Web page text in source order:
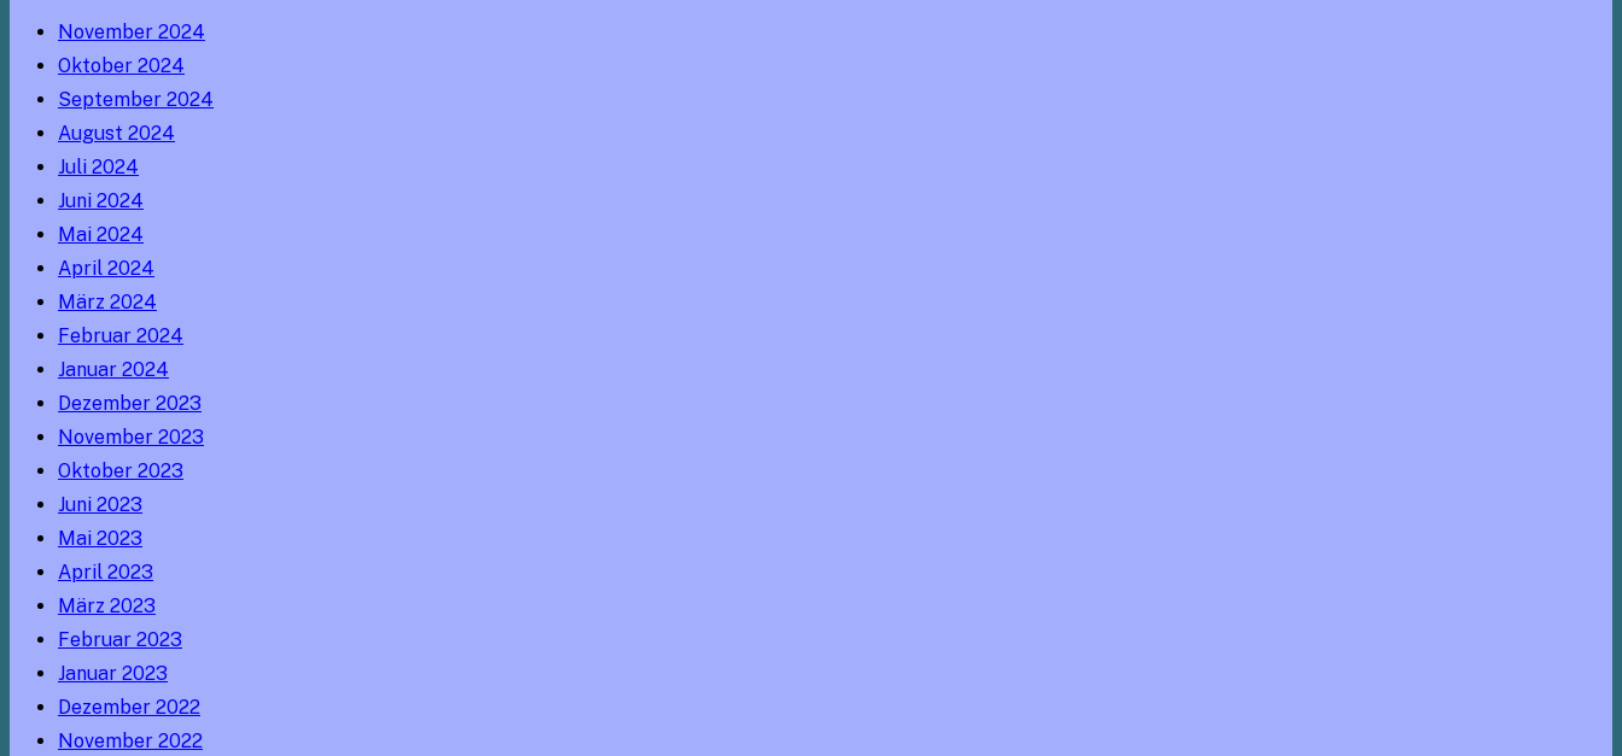
November 2024
Oktober 2024
September 2024
August 2024
Juli 2024
Juni 2024
Mai 2024
April 2024
März 2024
Februar 2024
Januar 2024
Dezember 2023
November 2023
Oktober 2023
Juni 2023
Mai 2023
April 2023
März 2023
Februar 2023
Januar 2023
Dezember 2022
November 2022